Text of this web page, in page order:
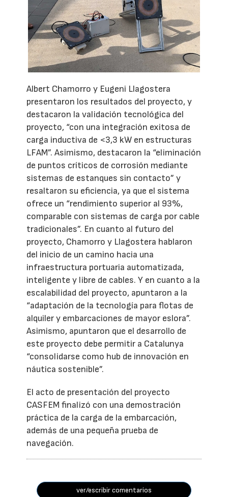
Albert Chamorro y Eugeni Llagostera
presentaron los resultados del proyecto, y
destacaron la validación tecnológica del
proyecto, “con una integración exitosa de
carga inductiva de <3,3 kW en estructuras
LFAM”. Asimismo, destacaron la “eliminación
de puntos críticos de corrosión mediante
sistemas de estanques sin contacto” y
resaltaron su eficiencia, ya que el sistema
ofrece un “rendimiento superior al 93%,
comparable con sistemas de carga por cable
tradicionales”. En cuanto al futuro del
proyecto, Chamorro y Llagostera hablaron
del inicio de un camino hacia una
infraestructura portuaria automatizada,
inteligente y libre de cables. Y en cuanto a la
escalabilidad del proyecto, apuntaron a la
“adaptación de la tecnología para flotas de
alquiler y embarcaciones de mayor eslora”.
Asimismo, apuntaron que el desarrollo de
este proyecto debe permitir a Catalunya
“consolidarse como hub de innovación en
náutica sostenible”.
El acto de presentación del proyecto
CASFEM finalizó con una demostración
práctica de la carga de la embarcación,
además de una pequeña prueba de
navegación.
ver/escribir comentarios